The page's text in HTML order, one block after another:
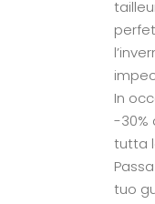
In
-30%
tutta
tuo